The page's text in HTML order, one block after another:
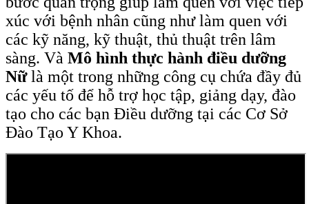
xúc với bệnh nhân cũng như làm quen với
các kỹ năng, kỹ thuật, thủ thuật trên lâm
sàng. Và Mô hình thực hành điều dưỡng
Nữlà một trong những công cụ chứa đầy đủ
các yếu tố để hỗ trợ học tập, giảng dạy, đào
tạo cho các bạn Điều dưỡng tại các Cơ Sở
Đào Tạo Y Khoa.